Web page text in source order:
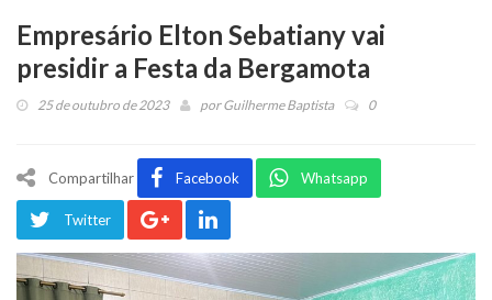
Empresário Elton Sebatiany vai
presidir a Festa da Bergamota
25 de outubro de 2023 porGuilherme Baptista 0
Compartilhar Facebook Whatsapp
Twitter